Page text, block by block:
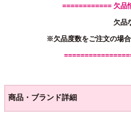
============ 欠品
欠品
※欠品度数をご注文の場
商品・ブランド詳細